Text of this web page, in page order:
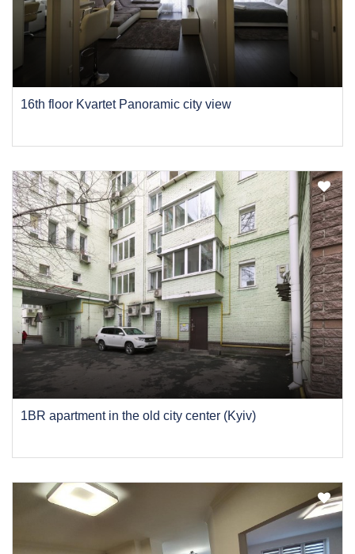
16th floor Kvartet Panoramic city view
1BR apartment in the old city center (Kyiv)